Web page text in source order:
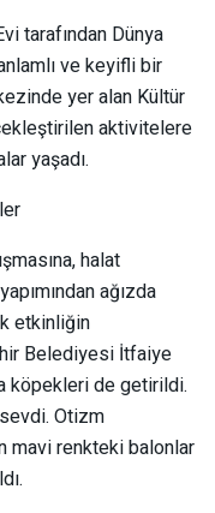
tarafından Dünya
ve keyifli bir
yer alan Kültür
aktivitelere
yaşadı.
halat
ağızda
etkinliğin
Belediyesi İtfaiye
köpekleri de getirildi.
Otizm
mavi renkteki balonlar